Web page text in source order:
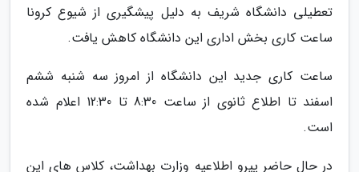
تعطیلی دانشگاه شریف به دلیل پیشگیری از شیوع کرونا
ساعت کاری بخش اداری این دانشگاه کاهش یافت.
ساعت کاری جدید این دانشگاه از امروز سه شنبه ششم
اسفند تا اطلاع ثانوی از ساعت 8:30 تا 12:30 اعلام شده
است.
در حال حاضر پیرو اطلاعیه وزارت بهداشت، کلاس های این